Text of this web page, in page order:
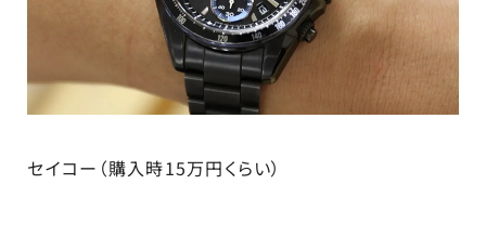
セイコー（購入時15万円くらい）